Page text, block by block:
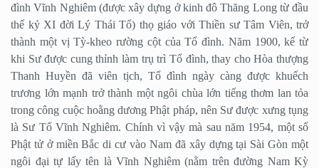
đình Vĩnh Nghiêm (được xây dựng ở kinh đô Thăng Long từ đầu
thế kỷ XI đời Lý Thái Tổ) thọ giáo với Thiền sư Tâm Viên, trở
thành một vị Tỳ-kheo rường cột của Tổ đình. Năm 1900, kể từ
khi Sư được cung thỉnh làm trụ trì Tổ đình, thay cho Hòa thượng
Thanh Huyền đã viên tịch, Tổ đình ngày càng được khuếch
trương lớn mạnh trở thành một ngôi chùa lớn tiếng thơm lan tỏa
trong công cuộc hoằng dương Phật pháp, nên Sư được xưng tụng
là Sư Tổ Vĩnh Nghiêm. Chính vì vậy mà sau năm 1954, một số
Phật tử ở miền Bắc di cư vào Nam đã xây dựng tại Sài Gòn một
ngôi đại tự lấy tên là Vĩnh Nghiêm (nằm trên đường Nam Kỳ